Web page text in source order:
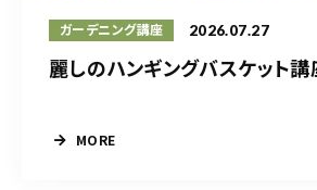
ガーデニング講座 2026.07.27
麗しのハンギングバスケット
MORE